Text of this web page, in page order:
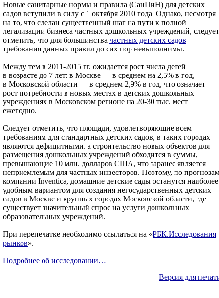
Новые санитарные нормы и правила (СанПиН) для детских
садов вступили в силу с 1 октября 2010 года. Однако, несмотря
на то, что сделан существенный шаг на пути к полной
легализации бизнеса частных дошкольных учреждений, следует
отметить, что для большинства частных детских садов
требования данных правил до сих пор невыполнимы.
Между тем в 2011-2015 гг. ожидается рост числа детей
в возрасте до 7 лет: в Москве — в среднем на 2,5% в год,
в Московской области — в среднем 2,9% в год, что означает
рост потребности в новых местах в детских дошкольных
учреждениях в Московском регионе на 20-30 тыс. мест
ежегодно.
Следует отметить, что площади, удовлетворяющие всем
требованиям для стандартных детских садов, в таких городах
являются дефицитными, а строительство новых объектов для
размещения дошкольных учреждений обходится в суммы,
превышающие 10 млн. долларов США, что заранее является
неприемлемым для частных инвесторов. Поэтому, по прогнозам
компании Inventica, домашние детские сады останутся наиболее
удобным вариантом для создания негосударственных детских
садов в Москве и крупных городах Московской области, где
существует значительный спрос на услуги дошкольных
образовательных учреждений.
При перепечатке необходимо ссылаться на «РБК.Исследования
рынков».
Подробнее об исследовании…
Версия для